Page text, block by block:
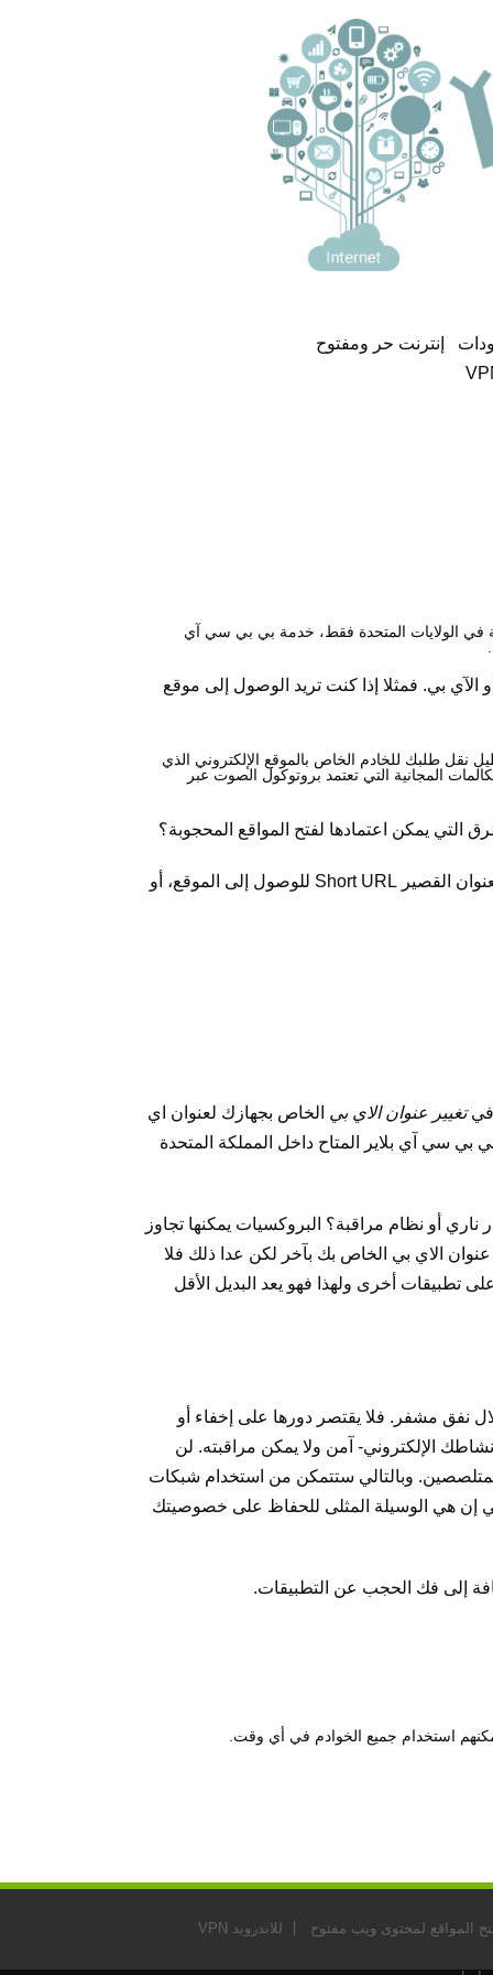
إنترنت حر ومفتوح
في الولايات المتحدة فقط، خدمة بي بي سي آي
الآي بي. فمثلا إذا كنت تريد الوصول إلى موقع
نقل طلبك للخادم الخاص بالموقع الإلكتروني الذي
المجانية التي تعتمد بروتوكول الصوت عبر
التي يمكن اعتمادها لفتح المواقع المحجوبة؟
هناك أكثر من طريقة لتجاوز الحجب مثل استخدام عنوان الآي بي الخاص بالموقع الذي تود فتحه بدلا من URL، استخدام العنوان القصير Short URL للوصول إلى الموقع، أو
تغيير عنوان الاي بي الخاص بجهازك لعنوان اي
بي سي آي بلاير المتاح داخل المملكة المتحدة
أو نظام مراقبة؟ البروكسيات يمكنها تجاوز
الاي بي الخاص بك بآخر لكن عدا ذلك فلا
تطبيقات أخرى ولهذا فهو يعد البديل الأقل
إخفاء أو
الإلكتروني- آمن ولا يمكن مراقبته. لن
وبالتالي ستتمكن من استخدام شبكات
بي إن هي الوسيلة المثلى للحفاظ على خصوصيتك
إلى فك الحجب عن التطبيقات.
المواقع لمحتوى ويب مفتوح للاندرويد VPN